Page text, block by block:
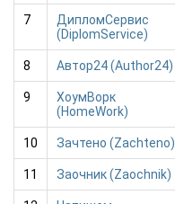
7
ДипломСервис
(DiplomService)
8 Автор24 (Author24)
9
ХоумВорк
(HomeWork)
10 Зачтено (Zachteno)
11 Заочник (Zaochnik)